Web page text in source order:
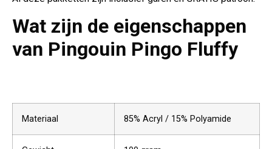
Wat zijn de eigenschappen
van Pingouin Pingo Fluffy
Materiaal 85% Acryl / 15% Polyamide